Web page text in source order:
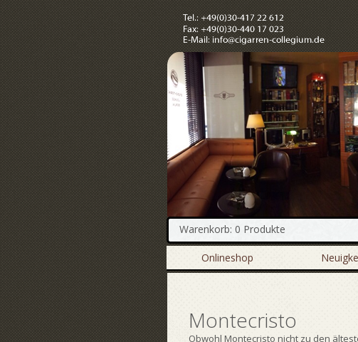
Warenkorb: 0 Produkte
Onlineshop
Montecristo
Obwohl Montecristo nicht zu den